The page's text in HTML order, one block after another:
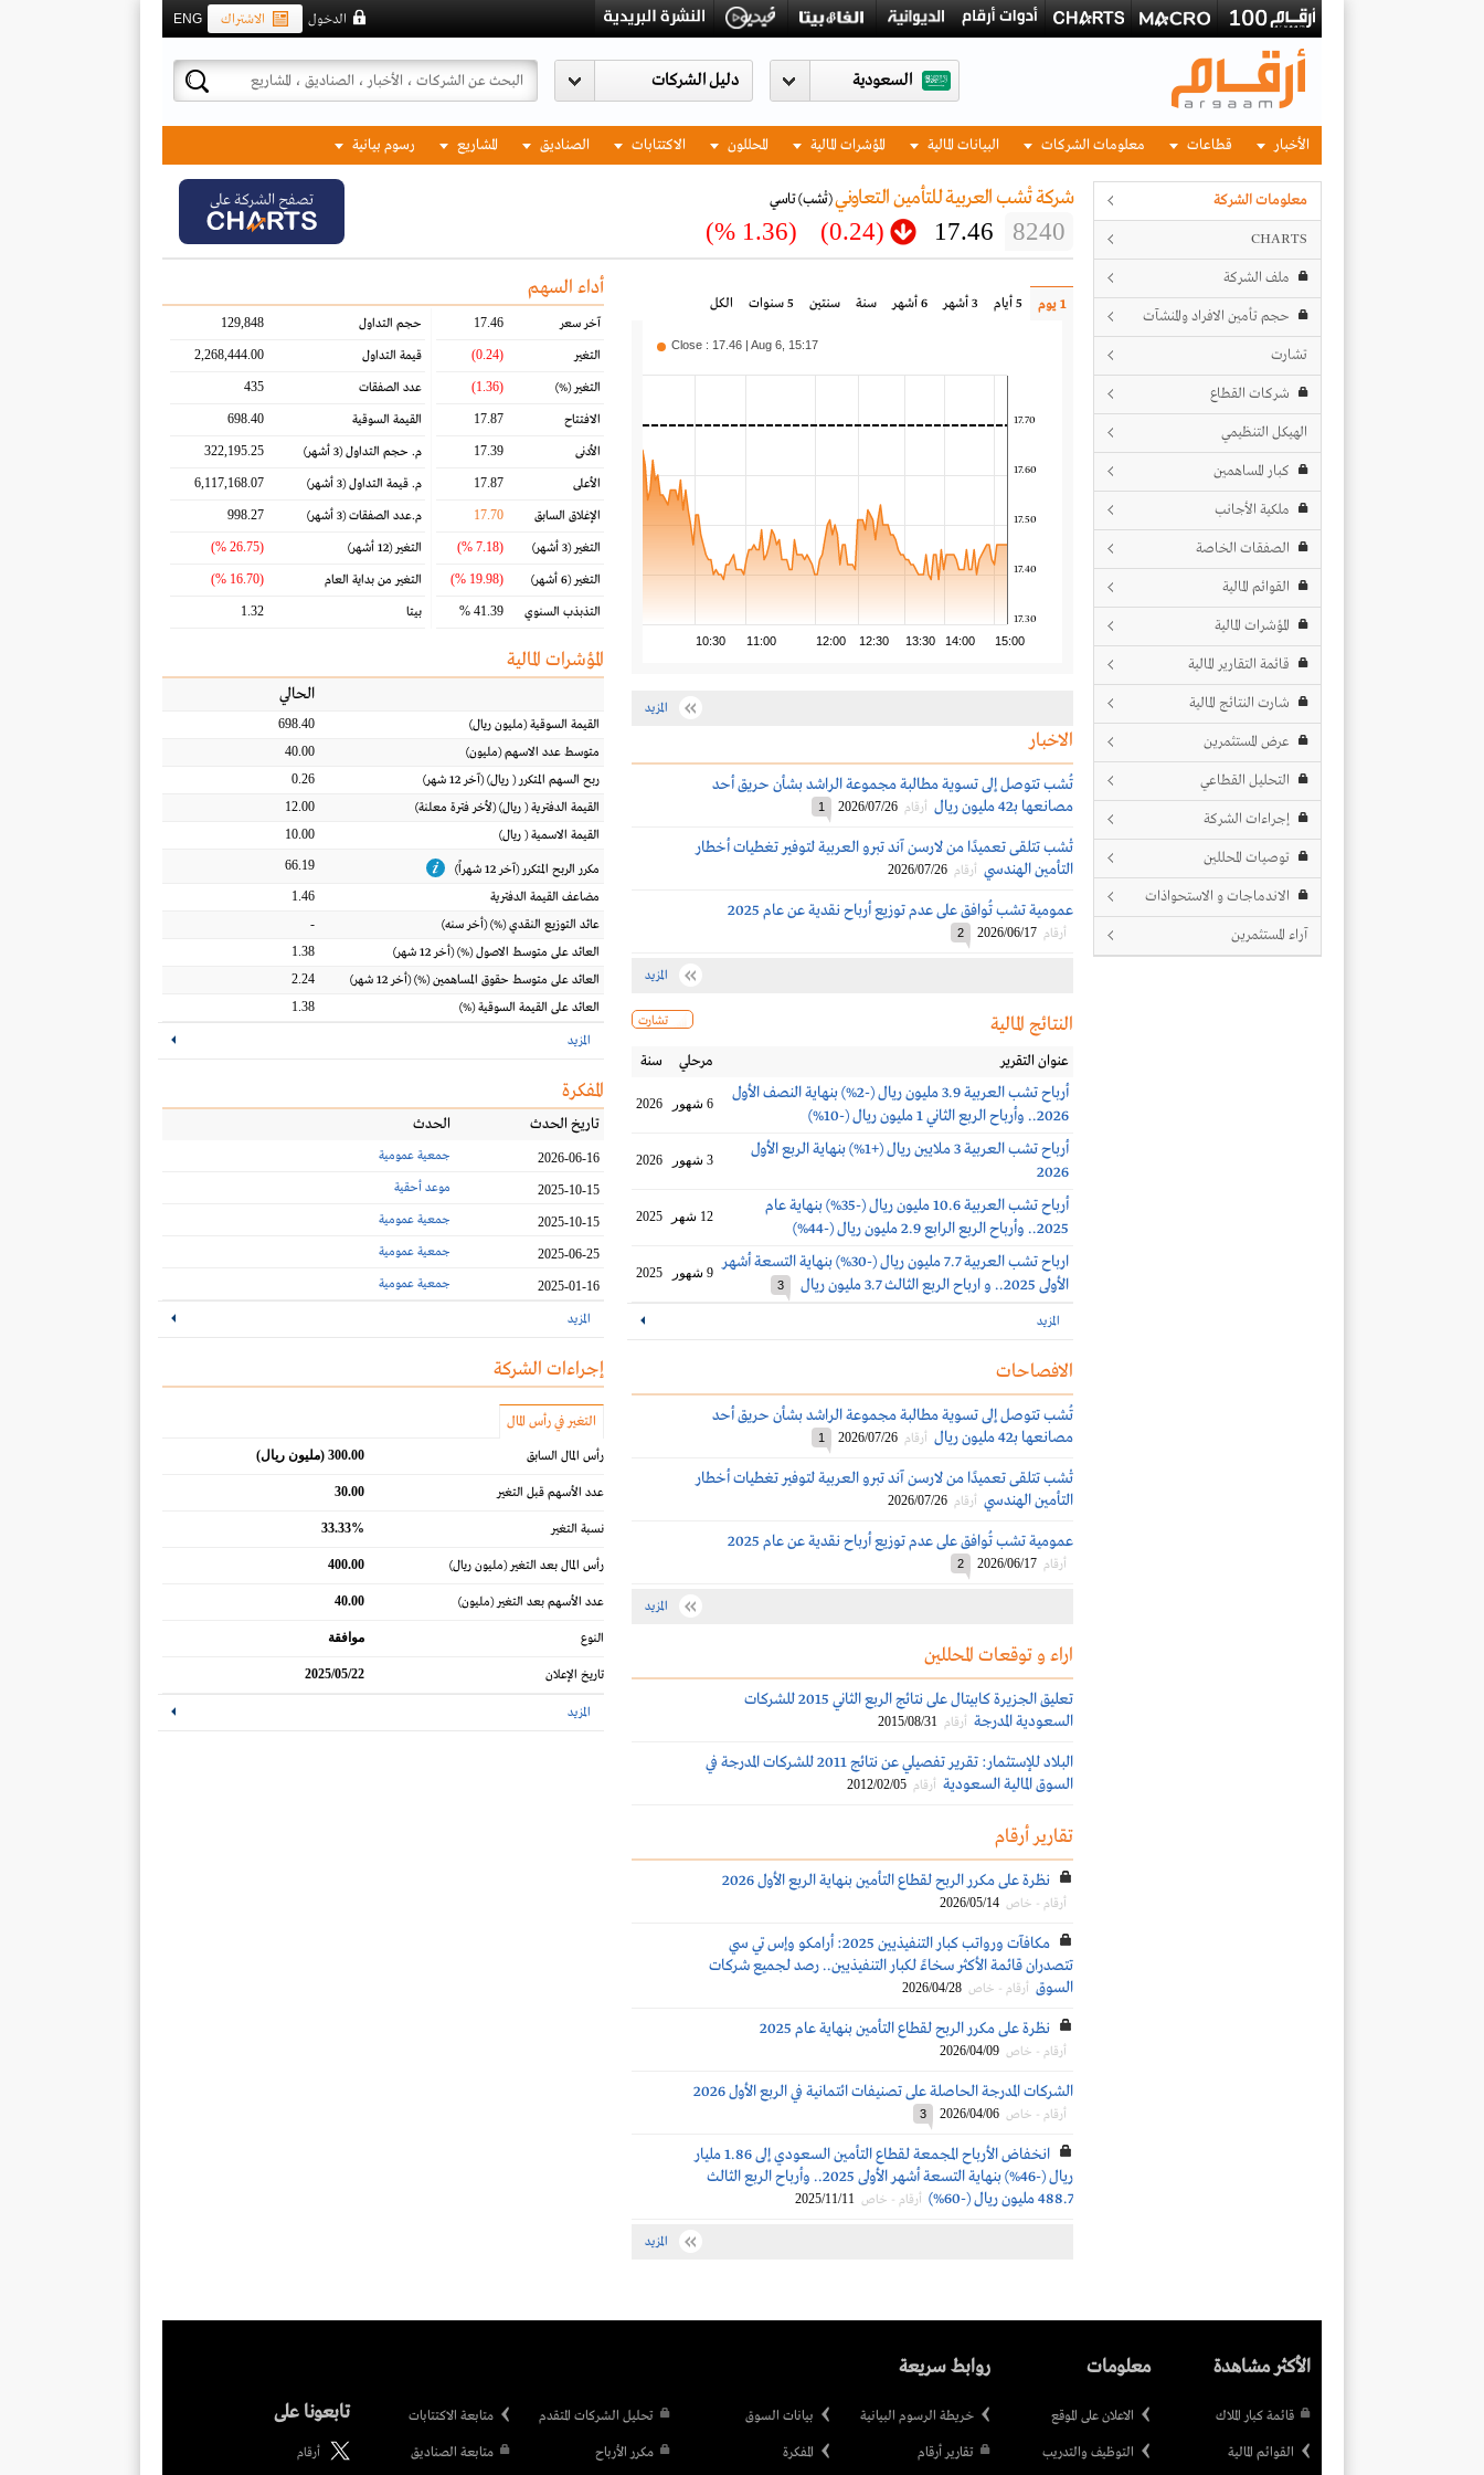
ENG الاشتراك الدخول
السعودية
الأخبار قطاعات معلومات الشركات البيانات المالية المؤشرات المالية المحللون الاكتتابات الصناديق المشاريع رسوم بيانية
معلومات الشركة
CHARTS
ملف الشركة
حجم تأمين الافراد والمنشآت
تشارت
شركات القطاع
الهيكل التنظيمي
كبار المساهمين
ملكية الأجانب
الصفقات الخاصة
القوائم المالية
المؤشرات المالية
قائمة التقارير المالية
شارت النتائج المالية
عرض المستثمرين
التحليل القطاعي
إجراءات الشركة
توصيات المحللين
الاندماجات و الاستحواذات
آراء المستثمرين
شركة تْشب العربية للتأمين التعاوني(تْشب)تاسي
8240
17.46
(0.24)
(1.36 %)
تصفح الشركة على
1 يوم 5 أيام 3 أشهر 6 أشهر سنة سنتين 5 سنوات الكل
10:30 11:00 12:00 12:30 13:30 14:00 15:00
17.30
17.40
17.50
17.60
17.70
Close : 17.46 | Aug 6, 15:17
المزيد
الاخبار
تُشب تتوصل إلى تسوية مطالبة مجموعة الراشد بشأن حريق أحد
مصانعها بـ42 مليون ريال
أرقام 2026/07/26
1
تْشب تتلقى تعميدًا من لارسن آند تبرو العربية لتوفير تغطيات أخطار
التأمين الهندسي أرقام 2026/07/26
عمومية تشب تُوافق على عدم توزيع أرباح نقدية عن عام 2025
أرقام 2026/06/17
2
المزيد
تشارت النتائج المالية
عنوان التقرير مرحلي سنة
أرباح تشب العربية 3.9 مليون ريال (-2%) بنهاية النصف الأول
2026.. وأرباح الربع الثاني 1 مليون ريال (-10%)
6 شهور 2026
أرباح تشب العربية 3 ملايين ريال (+1%) بنهاية الربع الأول
2026
3 شهور 2026
أرباح تشب العربية 10.6 مليون ريال (-35%) بنهاية عام
2025.. وأرباح الربع الرابع 2.9 مليون ريال (-44%)
12 شهر 2025
ارباح تشب العربية 7.7 مليون ريال (-30%) بنهاية التسعة أشهر
الأولى 2025.. و ارباح الربع الثالث 3.7 مليون ريال
3
9 شهور 2025
المزيد
الافصاحات
تُشب تتوصل إلى تسوية مطالبة مجموعة الراشد بشأن حريق أحد
مصانعها بـ42 مليون ريال
أرقام 2026/07/26
1
تْشب تتلقى تعميدًا من لارسن آند تبرو العربية لتوفير تغطيات أخطار
التأمين الهندسي أرقام 2026/07/26
عمومية تشب تُوافق على عدم توزيع أرباح نقدية عن عام 2025
أرقام 2026/06/17
2
المزيد
اراء و توقعات المحللين
تعليق الجزيرة كابيتال على نتائج الربع الثاني 2015 للشركات
السعودية المدرجة‎ أرقام 2015/08/31
البلاد للإستثمار: تقرير تفصيلي عن نتائج 2011 للشركات المدرجة في
السوق المالية السعودية أرقام 2012/02/05
تقارير أرقام
نظرة على مكرر الربح لقطاع التأمين بنهاية الربع الأول 2026
أرقام - خاص 2026/05/14
مكافآت ورواتب كبار التنفيذيين 2025: أرامكو وإس تي سي
تتصدران قائمة الأكثر سخاءً لكبار التنفيذيين.. رصد لجميع شركات
السوق أرقام - خاص 2026/04/28
نظرة على مكرر الربح لقطاع التأمين بنهاية عام 2025
أرقام - خاص 2026/04/09
الشركات المدرجة الحاصلة على تصنيفات ائتمانية في الربع الأول 2026
أرقام - خاص 2026/04/06
3
انخفاض الأرباح المجمعة لقطاع التأمين السعودي إلى 1.86 مليار
ريال (-46%) بنهاية التسعة أشهر الأولى 2025.. وأرباح الربع الثالث
488.7 مليون ريال (-60%)
أرقام - خاص 2025/11/11
المزيد
أداء السهم
آخر سعر 17.46
التغير (0.24)
التغير(%)
(1.36)
الافتتاح 17.87
الأدنى 17.39
الأعلى 17.87
الإغلاق السابق 17.70
التغير(3 أشهر) (7.18 %)
التغير(6 أشهر) (19.98 %)
التذبذب السنوي 41.39 %
حجم التداول 129,848
قيمة التداول 2,268,444.00
عدد الصفقات 435
القيمة السوقية 698.40
م. حجم التداول(3 أشهر) 322,195.25
م. قيمة التداول(3 أشهر) 6,117,168.07
م.عدد الصفقات(3 أشهر) 998.27
التغير(12 أشهر) (26.75 %)
التغير من بداية العام (16.70 %)
بيتا 1.32
المؤشرات المالية
الحالي
القيمة السوقية(مليون ريال)
698.40
متوسط عدد الاسهم(مليون)
40.00
ربح السهم المتكرر( ريال) (آخر 12 شهر)
0.26
القيمة الدفترية( ريال) (لأخر فترة معلنة)
12.00
القيمة الاسمية( ريال)
10.00
مكرر الربح المتكرر (آخر 12 شهراً) 66.19
مضاعف القيمة الدفترية
1.46
عائد التوزيع النقدي(%) (أخر سنه)
-
العائد على متوسط الاصول(%) (أخر 12 شهر)
1.38
العائد على متوسط حقوق المساهمين(%) (أخر 12 شهر)
2.24
العائد على القيمة السوقية(%)
1.38
المزيد
المفكرة
تاريخ الحدث الحدث
2026-06-16 جمعية عمومية
2025-10-15 موعد أحقية
2025-10-15 جمعية عمومية
2025-06-25 جمعية عمومية
2025-01-16 جمعية عمومية
المزيد
إجراءات الشركة
التغير في رأس المال
رأس المال السابق 300.00 (مليون ريال)
عدد الأسهم قبل التغير 30.00
نسبة التغير 33.33%
رأس المال بعد التغير(مليون ريال) 400.00
عدد الأسهم بعد التغير(مليون) 40.00
النوع موافقة
تاريخ الإعلان 2025/05/22
المزيد
الأكثر مشاهدة
قائمة كبار الملاك
القوائم المالية
معلومات
الاعلان على الموقع
التوظيف والتدريب
روابط سريعة
خريطة الرسوم البيانية
تقارير أرقام
بيانات السوق
المفكرة
تحليل الشركات المتقدم
مكرر الأرباح
متابعة الاكتتابات
متابعة الصناديق
تابعونا على
أرقام